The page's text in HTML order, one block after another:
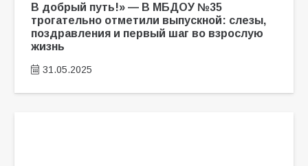
В добрый путь!» — В МБДОУ №35
трогательно отметили выпускной: слезы,
поздравления и первый шаг во взрослую
жизнь
31.05.2025